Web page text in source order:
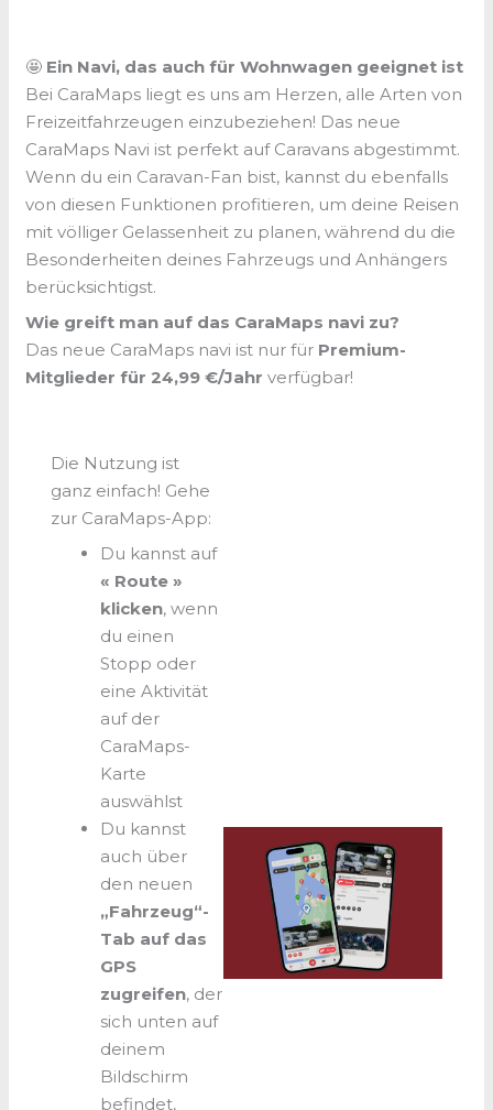
🤩 Ein Navi, das auch für Wohnwagen geeignet ist
Bei CaraMaps liegt es uns am Herzen, alle Arten von
Freizeitfahrzeugen einzubeziehen! Das neue
CaraMaps Navi ist perfekt auf Caravans abgestimmt.
Wenn du ein Caravan-Fan bist, kannst du ebenfalls
von diesen Funktionen profitieren, um deine Reisen
mit völliger Gelassenheit zu planen, während du die
Besonderheiten deines Fahrzeugs und Anhängers
berücksichtigst.
Wie greift man auf das CaraMaps navi zu?
Das neue CaraMaps navi ist nur für Premium-
Mitglieder für 24,99 €/Jahr verfügbar!
Die Nutzung ist
ganz einfach! Gehe
zur CaraMaps-App:
Du kannst auf
« Route »
klicken, wenn
du einen
Stopp oder
eine Aktivität
auf der
CaraMaps-
Karte
auswählst
Du kannst
auch über
den neuen
„Fahrzeug“-
Tab auf das
GPS
zugreifen, der
sich unten auf
deinem
Bildschirm
befindet,